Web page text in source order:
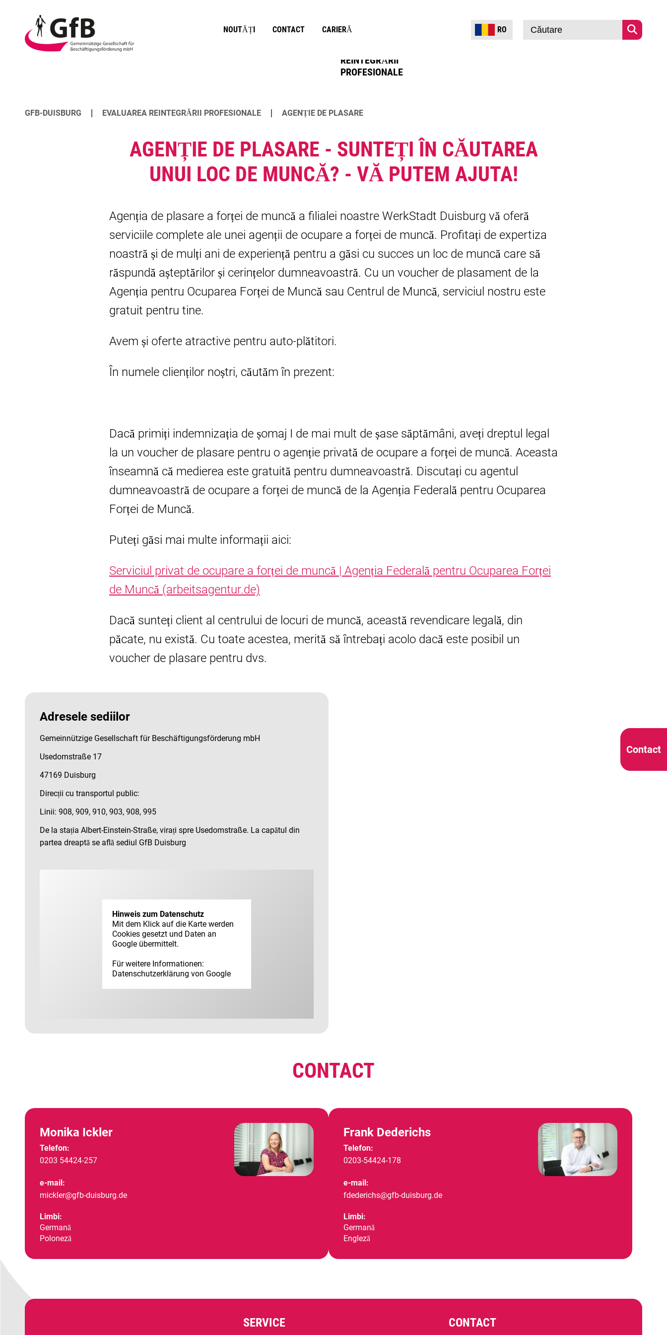
NOUTĂȚI CONTACT CARIERĂ RO
REINTEGRĂRII
PROFESIONALE
Contact
GFB-DUISBURG EVALUAREA REINTEGRĂRII PROFESIONALE AGENȚIE DE PLASARE
AGENȚIE DE PLASARE - SUNTEȚI ÎN CĂUTAREA
UNUI LOC DE MUNCĂ? - VĂ PUTEM AJUTA!
Agenția de plasare a forței de muncă a filialei noastre WerkStadt Duisburg vă oferă
serviciile complete ale unei agenții de ocupare a forței de muncă. Profitați de expertiza
noastră și de mulți ani de experiență pentru a găsi cu succes un loc de muncă care să
răspundă așteptărilor și cerințelor dumneavoastră. Cu un voucher de plasament de la
Agenția pentru Ocuparea Forței de Muncă sau Centrul de Muncă, serviciul nostru este
gratuit pentru tine.
Avem și oferte atractive pentru auto-plătitori.
În numele clienților noștri, căutăm în prezent:
Dacă primiți indemnizația de șomaj I de mai mult de șase săptămâni, aveți dreptul legal
la un voucher de plasare pentru o agenție privată de ocupare a forței de muncă. Aceasta
înseamnă că medierea este gratuită pentru dumneavoastră. Discutați cu agentul
dumneavoastră de ocupare a forței de muncă de la Agenția Federală pentru Ocuparea
Forței de Muncă.
Puteți găsi mai multe informații aici:
Serviciul privat de ocupare a forței de muncă | Agenția Federală pentru Ocuparea Forței
de Muncă (arbeitsagentur.de)
Dacă sunteți client al centrului de locuri de muncă, această revendicare legală, din
păcate, nu există. Cu toate acestea, merită să întrebați acolo dacă este posibil un
voucher de plasare pentru dvs.
Adresele sediilor
Gemeinnützige Gesellschaft für Beschäftigungsförderung mbH
Usedomstraße 17
47169 Duisburg
Direcții cu transportul public:
Linii: 908, 909, 910, 903, 908, 995
De la stația Albert-Einstein-Straße, virați spre Usedomstraße. La capătul din
partea dreaptă se află sediul GfB Duisburg
Hinweis zum Datenschutz
Mit dem Klick auf die Karte werden
Cookies gesetzt und Daten an
Google übermittelt.
Für weitere Informationen:
Datenschutz­erklärung von Google
CONTACT
Monika Ickler
Telefon:
0203 54424-257
e-mail:
mickler@gfb-duisburg.de
Limbi:
Germană
Poloneză
Frank Dederichs
Telefon:
0203-54424-178
e-mail:
fdederichs@gfb-duisburg.de
Limbi:
Germană
Engleză
SERVICE CONTACT